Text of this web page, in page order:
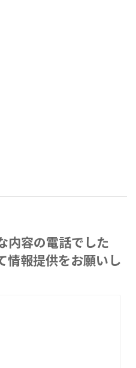
内容の電話でした
情報提供をお願いし